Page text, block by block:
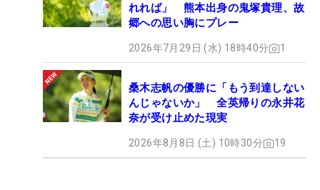
れれば」 熊本出身の鬼塚貴理、故
郷への思い胸にプレー
2026年7月29日 (水) 18時40分 1
桑木志帆の優勝に「もう到達しない
んじゃないか」 全英帰りの永井花
奈が受け止めた現実
2026年8月8日 (土) 10時30分 19